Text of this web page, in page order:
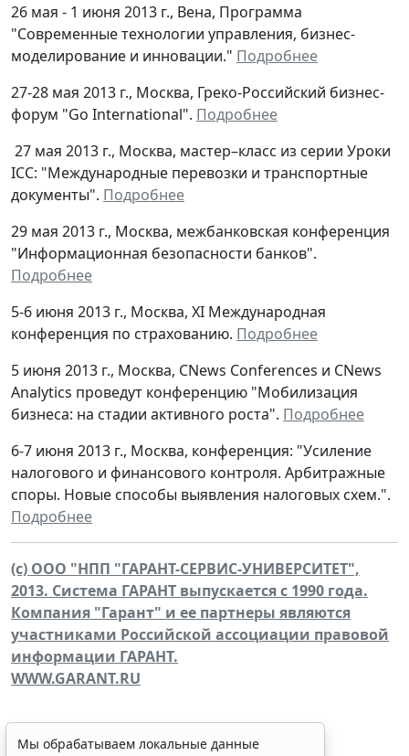
26 мая - 1 июня 2013 г., Вена, Программа
"Современные технологии управления, бизнес-
моделирование и инновации." Подробнее
27-28 мая 2013 г., Москва, Греко-Российский бизнес-
форум "Go International". Подробнее
27 мая 2013 г., Москва, мастер–класс из серии Уроки
ICC: "Международные перевозки и транспортные
документы". Подробнее
29 мая 2013 г., Москва, межбанковская конференция
"Информационная безопасности банков".
Подробнее
5-6 июня 2013 г., Москва, XI Международная
конференция по страхованию. Подробнее
5 июня 2013 г., Москва, CNews Conferences и CNews
Analytics проведут конференцию "Мобилизация
бизнеса: на стадии активного роста". Подробнее
6-7 июня 2013 г., Москва, конференция: "Усиление
налогового и финансового контроля. Арбитражные
споры. Новые способы выявления налоговых схем.".
Подробнее
(c) ООО "НПП "ГАРАНТ-СЕРВИС-УНИВЕРСИТЕТ",
2013. Система ГАРАНТ выпускается с 1990 года.
Компания "Гарант" и ее партнеры являются
участниками Российской ассоциации правовой
информации ГАРАНТ.
WWW.GARANT.RU
Мы обрабатываем локальные данные